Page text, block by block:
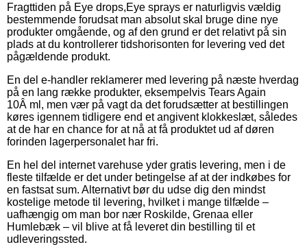
Fragttiden på Eye drops,Eye sprays er naturligvis vældig
bestemmende forudsat man absolut skal bruge dine nye
produkter omgående, og af den grund er det relativt på sin
plads at du kontrollerer tidshorisonten for levering ved det
pågældende produkt.
En del e-handler reklamerer med levering på næste hverdag
på en lang række produkter, eksempelvis Tears Again
10Â ml, men vær på vagt da det forudsætter at bestillingen
køres igennem tidligere end et angivent klokkeslæt, således
at de har en chance for at nå at få produktet ud af døren
forinden lagerpersonalet har fri.
En hel del internet varehuse yder gratis levering, men i de
fleste tilfælde er det under betingelse af at der indkøbes for
en fastsat sum. Alternativt bør du udse dig den mindst
kostelige metode til levering, hvilket i mange tilfælde –
uafhængig om man bor nær Roskilde, Grenaa eller
Humlebæk – vil blive at få leveret din bestilling til et
udleveringssted.